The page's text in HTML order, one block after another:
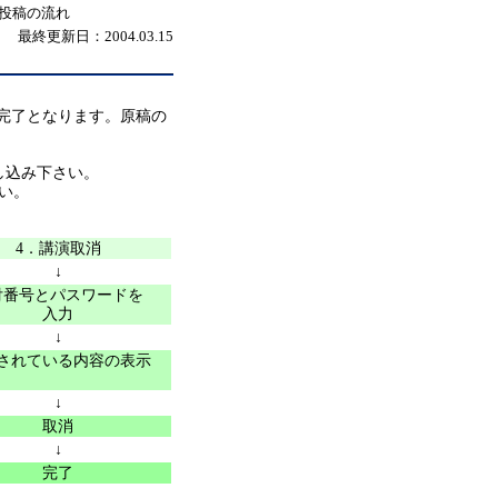
稿の流れ
最終更新日：2004.03.15
了となります。原稿の
み下さい。
。
4．講演取消
↓
番号とパスワードを
入力
↓
れている内容の表示
↓
取消
↓
完了